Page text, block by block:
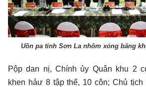
Uồn pa tỉnh Sơn La nhôm xỏng băng
Pộp dan nị, Chính ủy Quân khu 2
khen hảư 8 tập thể, 10 côn; Chủ